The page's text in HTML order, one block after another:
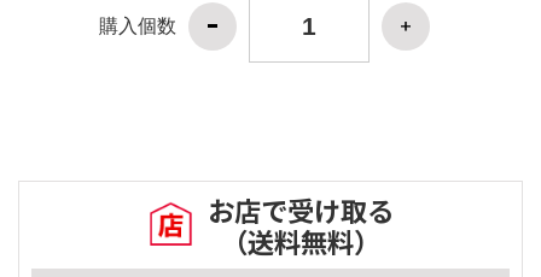
購入個数
お店で受け取る
（送料無料）